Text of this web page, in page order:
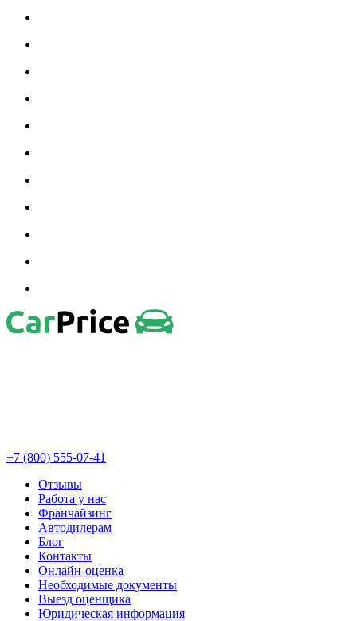
+7 (800) 555-07-41
Отзывы
Работа у нас
Франчайзинг
Автодилерам
Блог
Контакты
Онлайн-оценка
Необходимые документы
Выезд оценщика
Юридическая информация